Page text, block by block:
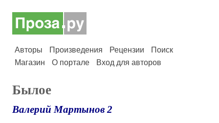
Авторы Произведения Рецензии
Поиск
Магазин
О портале Вход для авторов
Былое
Валерий Мартынов 2